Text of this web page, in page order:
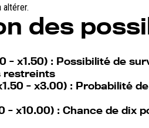
altérer.
des
- x1.50) : Possibilité de
restreints
- x3.00) : Probabilité
- x10.00) : Chance de dix